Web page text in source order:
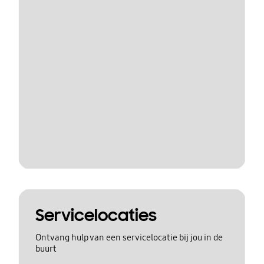
Servicelocaties
Ontvang hulp van een servicelocatie bij jou in de
buurt